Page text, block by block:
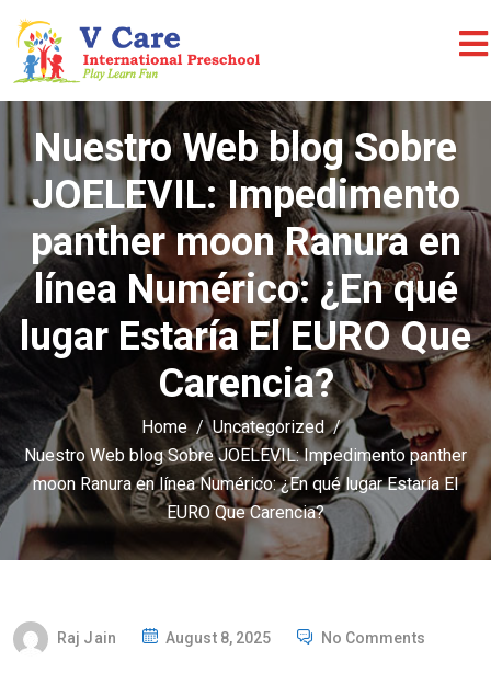
Nuestro Web blog Sobre
JOELEVIL: Impedimento
panther moon Ranura en
línea Numérico: ¿En qué
lugar Estaría El EURO Que
Carencia?
Home
Uncategorized
Nuestro Web blog Sobre JOELEVIL: Impedimento panther
moon Ranura en línea Numérico: ¿En qué lugar Estaría El
EURO Que Carencia?
Raj Jain
P
August 8, 2025 No Comments